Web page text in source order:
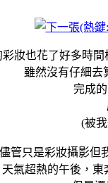
彩妝也花了好多時
雖然沒有仔細去
完成
(被
儘管只是彩妝攝影但
天氣超熱的午後，